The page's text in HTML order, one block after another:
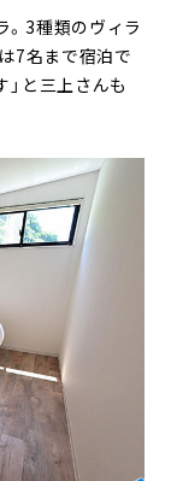
3種類のヴィラ
7名まで宿泊で
と三上さんも